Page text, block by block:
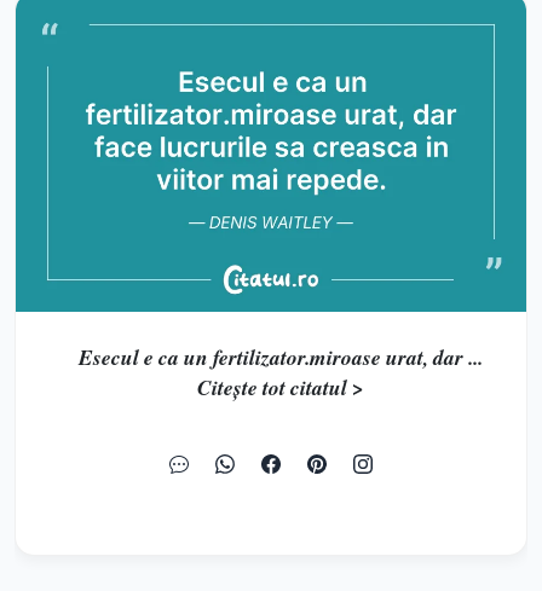
Esecul e ca un fertilizator.miroase urat, dar ...
Citește tot citatul >